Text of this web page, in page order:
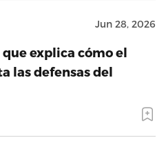
Jun 28, 2026
explica cómo el
las defensas del